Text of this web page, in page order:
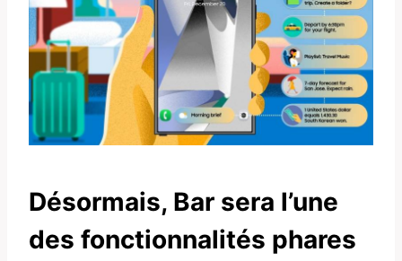
Désormais, Bar sera l’une
des fonctionnalités phares